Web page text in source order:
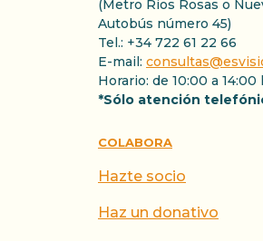
(Metro Rios Rosas o
Autobús número 45)
Tel.: +34 722 61 22 66
E-mail:
Horario: de 10:00 a 14:00
*Sólo atención
COLABORA
Hazte socio
Haz un donativo